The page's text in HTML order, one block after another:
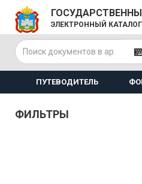
ЭЛЕКТРОННЫЙ КАТАЛОГ
ПУТЕВОДИТЕЛЬ
ФИЛЬТРЫ